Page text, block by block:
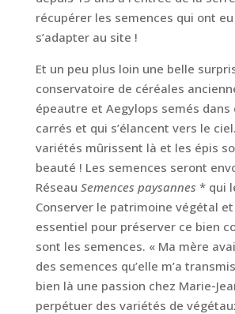
récupérer les semences qui ont
s’adapter au site !
Et un peu plus loin une belle
conservatoire de céréales
épeautre et Aegylops semés dans
carrés et qui s’élancent vers le
variétés mûrissent là et les épis
beauté ! Les semences seront
Réseau Semences paysannes * qui
Conserver le patrimoine végétal
essentiel pour préserver ce bien
sont les semences. « Ma mère
des semences qu’elle m’a
bien là une passion chez Marie-
perpétuer des variétés de